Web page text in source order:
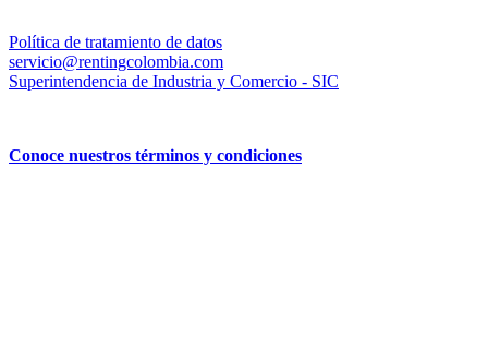
Política de tratamiento de datos
servicio@rentingcolombia.com
Superintendencia de Industria y Comercio - SIC
Conoce nuestros términos y condiciones